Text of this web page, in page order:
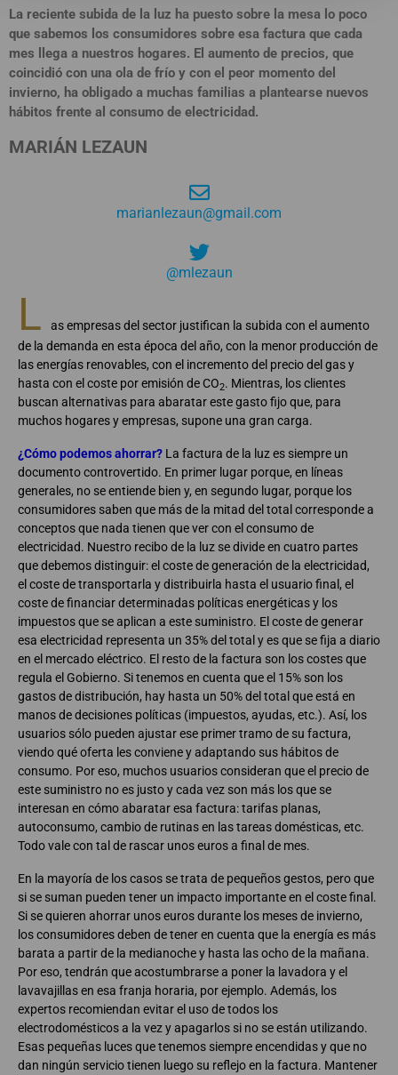
La reciente subida de la luz ha puesto sobre la mesa lo poco
que sabemos los consumidores sobre esa factura que cada
mes llega a nuestros hogares. El aumento de precios, que
coincidió con una ola de frío y con el peor momento del
invierno, ha obligado a muchas familias a plantearse nuevos
hábitos frente al consumo de electricidad.
MARIÁN LEZAUN
marianlezaun@gmail.com
@mlezaun
L
as empresas del sector justifican la subida con el aumento
de la demanda en esta época del año, con la menor producción de
las energías renovables, con el incremento del precio del gas y
hasta con el coste por emisión de CO2. Mientras, los clientes
buscan alternativas para abaratar este gasto fijo que, para
muchos hogares y empresas, supone una gran carga.
¿Cómo podemos ahorrar? La factura de la luz es siempre un
documento controvertido. En primer lugar porque, en líneas
generales, no se entiende bien y, en segundo lugar, porque los
consumidores saben que más de la mitad del total corresponde a
conceptos que nada tienen que ver con el consumo de
electricidad. Nuestro recibo de la luz se divide en cuatro partes
que debemos distinguir: el coste de generación de la electricidad,
el coste de transportarla y distribuirla hasta el usuario final, el
coste de financiar determinadas políticas energéticas y los
impuestos que se aplican a este suministro. El coste de generar
esa electricidad representa un 35% del total y es que se fija a diario
en el mercado eléctrico. El resto de la factura son los costes que
regula el Gobierno. Si tenemos en cuenta que el 15% son los
gastos de distribución, hay hasta un 50% del total que está en
manos de decisiones políticas (impuestos, ayudas, etc.). Así, los
usuarios sólo pueden ajustar ese primer tramo de su factura,
viendo qué oferta les conviene y adaptando sus hábitos de
consumo. Por eso, muchos usuarios consideran que el precio de
este suministro no es justo y cada vez son más los que se
interesan en cómo abaratar esa factura: tarifas planas,
autoconsumo, cambio de rutinas en las tareas domésticas, etc.
Todo vale con tal de rascar unos euros a final de mes.
En la mayoría de los casos se trata de pequeños gestos, pero que
si se suman pueden tener un impacto importante en el coste final.
Si se quieren ahorrar unos euros durante los meses de invierno,
los consumidores deben de tener en cuenta que la energía es más
barata a partir de la medianoche y hasta las ocho de la mañana.
Por eso, tendrán que acostumbrarse a poner la lavadora y el
lavavajillas en esa franja horaria, por ejemplo. Además, los
expertos recomiendan evitar el uso de todos los
electrodomésticos a la vez y apagarlos si no se están utilizando.
Esas pequeñas luces que tenemos siempre encendidas y que no
dan ningún servicio tienen luego su reflejo en la factura. Mantener